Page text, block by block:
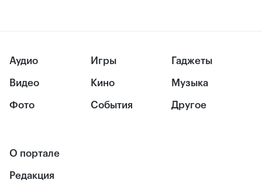
Аудио
Видео
Фото
Игры
Кино
События
Гаджеты
Музыка
Другое
О портале
Редакция